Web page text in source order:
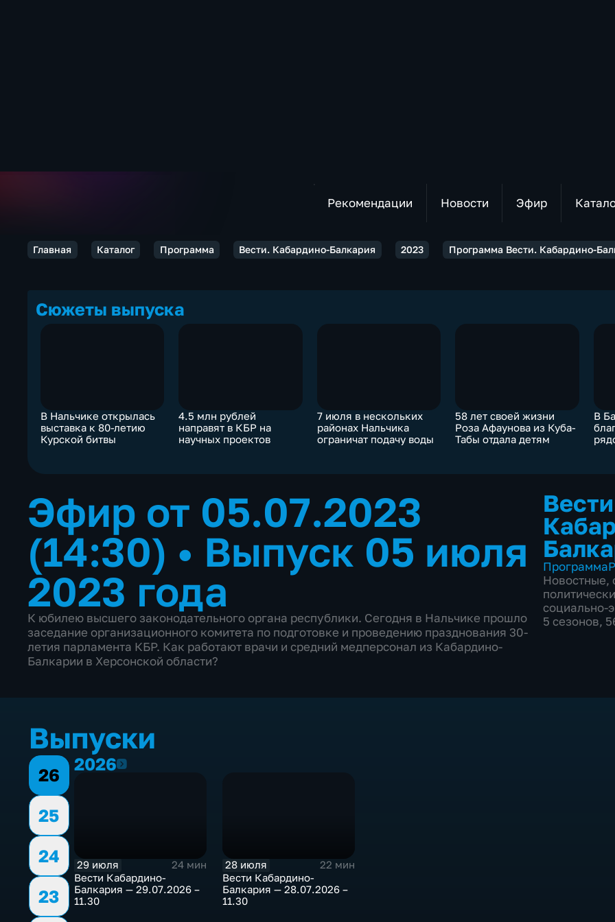
Рекомендации Новости Эфир
Главная Каталог Программа Вести. Кабардино-Балкария 2023 Программа Вести. Кабардино-
Сюжеты выпуска
В Нальчике открылась
выставка к 80-летию
Курской битвы
4.5 млн рублей
направят в КБР на
научных проектов
7 июля в нескольких
районах Нальчика
ограничат подачу воды
58 лет своей жизни
Роза Афаунова из Куба-
Табы отдала детям
В
Эфир от 05.07.2023
(14:30) • Выпуск 05 июля
2023 года
К юбилею высшего законодательного органа республики. Сегодня в Нальчике прошло
заседание организационного комитета по подготовке и проведению празднования 30-
летия парламента КБР. Как работают врачи и средний медперсонал из Кабардино-
Балкарии в Херсонской области?
Программа
Новостные,
социально-
5 сезонов,
Выпуски
26
25
24
23
20262026
29 июля
24 мин
Bести Кабардино-
Балкария — 29.07.2026 –
11.30
28 июля
22 мин
Bести Кабардино-
Балкария — 28.07.2026 –
11.30